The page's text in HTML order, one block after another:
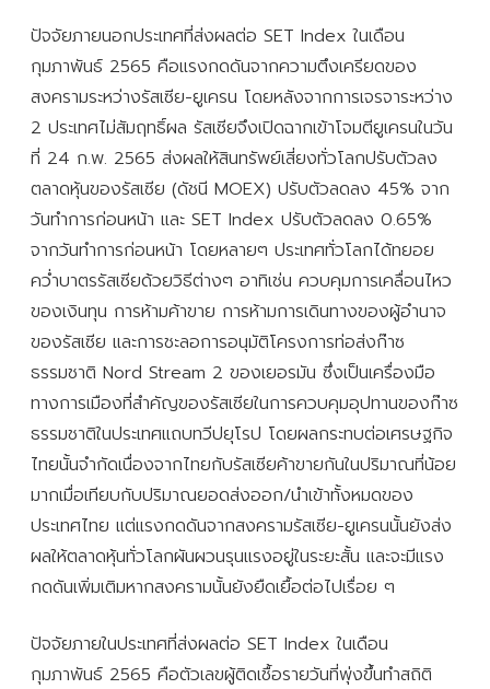
ปัจจัยภายนอกประเทศที่ส่งผลต่อ SET Index ในเดือน
กุมภาพันธ์ 2565 คือแรงกดดันจากความตึงเครียดของ
สงครามระหว่างรัสเซีย-ยูเครน โดยหลังจากการเจรจาระหว่าง
2 ประเทศไม่สัมฤทธิ์ผล รัสเซียจึงเปิดฉากเข้าโจมตียูเครนในวัน
ที่ 24 ก.พ. 2565 ส่งผลให้สินทรัพย์เสี่ยงทั่วโลกปรับตัวลง
ตลาดหุ้นของรัสเซีย (ดัชนี MOEX) ปรับตัวลดลง 45% จาก
วันทำการก่อนหน้า และ SET Index ปรับตัวลดลง 0.65%
จากวันทำการก่อนหน้า โดยหลายๆ ประเทศทั่วโลกได้ทยอย
คว่ำบาตรรัสเซียด้วยวิธีต่างๆ อาทิเช่น ควบคุมการเคลื่อนไหว
ของเงินทุน การห้ามค้าขาย การห้ามการเดินทางของผู้อำนาจ
ของรัสเซีย และการชะลอการอนุมัติโครงการท่อส่งก๊าซ
ธรรมชาติ Nord Stream 2 ของเยอรมัน ซึ่งเป็นเครื่องมือ
ทางการเมืองที่สำคัญของรัสเซียในการควบคุมอุปทานของก๊าซ
ธรรมชาติในประเทศแถบทวีปยุโรป โดยผลกระทบต่อเศรษฐกิจ
ไทยนั้นจำกัดเนื่องจากไทยกับรัสเซียค้าขายกันในปริมาณที่น้อย
มากเมื่อเทียบกับปริมาณยอดส่งออก/นำเข้าทั้งหมดของ
ประเทศไทย แต่แรงกดดันจากสงครามรัสเซีย-ยูเครนนั้นยังส่ง
ผลให้ตลาดหุ้นทั่วโลกผันผวนรุนแรงอยู่ในระยะสั้น และจะมีแรง
กดดันเพิ่มเติมหากสงครามนั้นยังยืดเยื้อต่อไปเรื่อย ๆ
ปัจจัยภายในประเทศที่ส่งผลต่อ SET Index ในเดือน
กุมภาพันธ์ 2565 คือตัวเลขผู้ติดเชื้อรายวันที่พุ่งขึ้นทำสถิติ